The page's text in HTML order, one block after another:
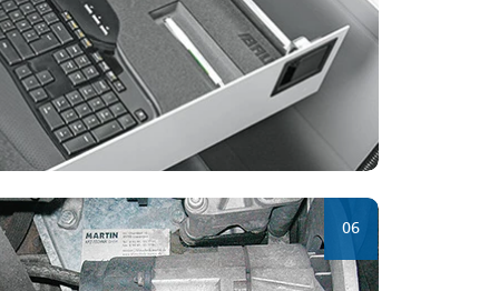
06